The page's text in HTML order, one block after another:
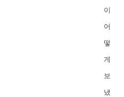
이
어
떻
게
보
냈